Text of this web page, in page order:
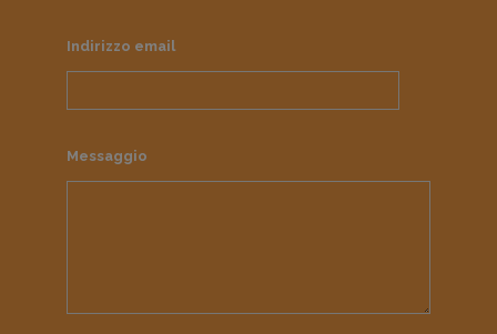
Indirizzo email
Messaggio